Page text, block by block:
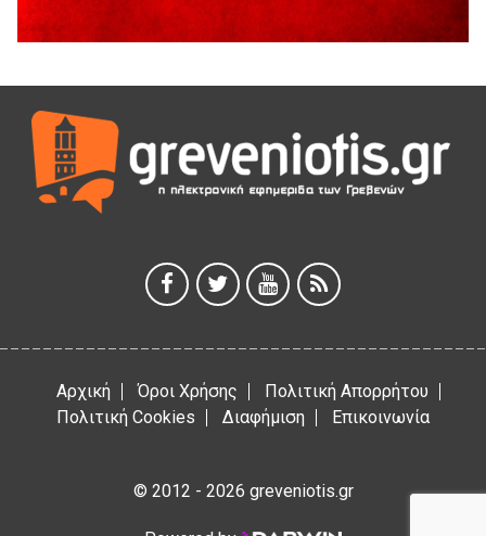
Καλοκαιριού 2026» με την βραβευμένη ταινία «Μικρές
Ανάσες».
εξοπλισμού γυμναστηρίου
5 Αυγούστου 2026
ΑΗ ΛΑΟΣ | 5 Αυγούστου | Υπαίθριο Θέατρο “Καστράκι”,
Γρεβενά
5 Αυγούστου 2026
5 Αυγούστου 2026
Αρχική Όροι Χρήσης
Πολιτική Απορρήτου
Πολιτική Cookies
Διαφήμιση Επικοινωνία
© 2012 - 2026 greveniotis.gr